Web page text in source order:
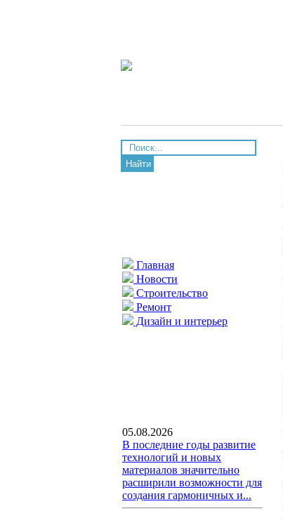
Найти
Главная
Новости
Строительство
Ремонт
Дизайн и интерьер
05.08.2026
В последние годы развитие
технологий и новых
материалов значительно
расширили возможности для
создания гармоничных и...